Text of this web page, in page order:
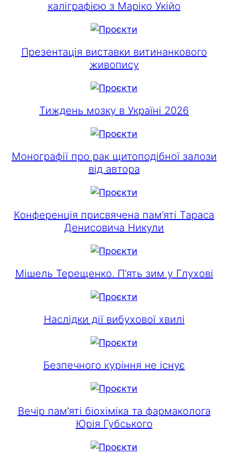
каліграфією з Маріко Укійо
Презентація виставки витинанкового
живопису
Тиждень мозку в Україні 2026
Монографії про рак щитоподібної залози
від автора
Конференція присвячена пам’яті Тараса
Денисовича Никули
Мішель Терещенко. П’ять зим у Глухові
Наслідки дії вибухової хвилі
Безпечного куріння не існує
Вечір пам’яті біохіміка та фармаколога
Юрія Губського